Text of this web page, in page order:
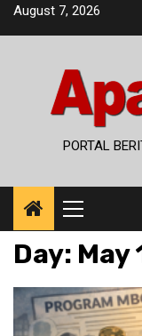
SkipAugust 7, 2026
PORTAL
Primary
Menu
Day: May